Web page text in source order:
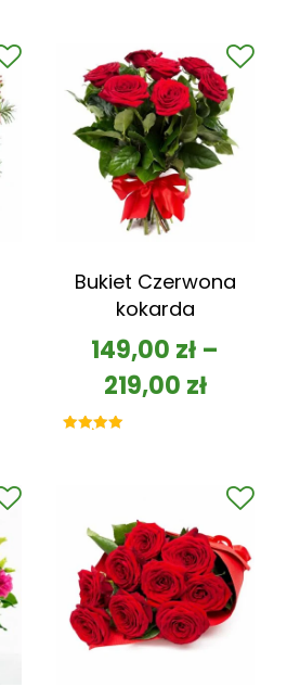
Bukiet Czerwona
kokarda
149,00 zł –
219,00 zł